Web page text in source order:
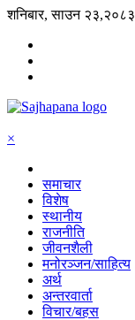
शनिबार, साउन २३,२०८३
×
समाचार
विशेष
स्थानीय
राजनीति
जीवनशैली
मनोरञ्जन/साहित्य
अर्थ
अन्तरवार्ता
विचार/बहस